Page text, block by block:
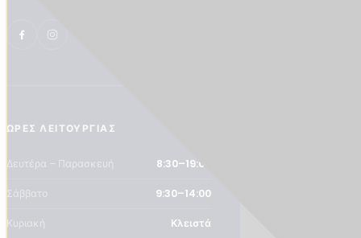
ΏΡΕΣ ΛΕΙΤΟΥΡΓΊΑΣ
Δευτέρα – Παρασκευή 8:30–19:00
Σάββατο 9:30–14:00
Κυριακή Κλειστά